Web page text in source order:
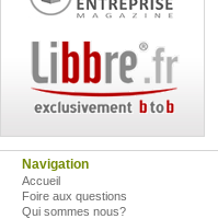
Navigation
Accueil
Foire aux questions
Qui sommes nous?